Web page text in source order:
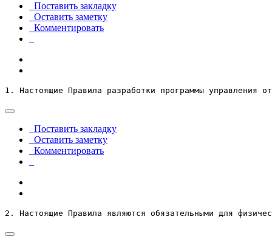
Поставить закладку
Оставить заметку
Комментировать
1. Настоящие Правила разработки программы управления
Поставить закладку
Оставить заметку
Комментировать
2. Настоящие Правила являются обязательными для